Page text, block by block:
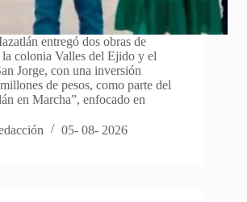
entregó dos obras de
colonia Valles del Ejido y el
Jorge, con una inversión
de pesos, como parte del
en Marcha”, enfocado en
05- 08- 2026